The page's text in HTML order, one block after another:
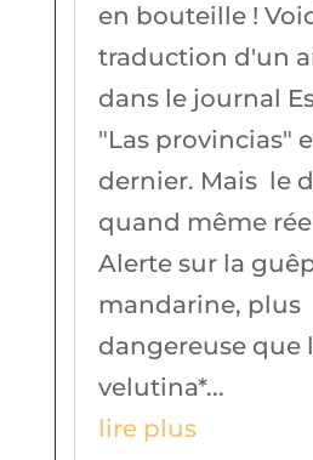
en bouteille !
traduction d'un
dans le journal
"Las provincias"
dernier. Mais le
quand même
Alerte sur la
mandarine, plus
dangereuse que
velutina*...
lire plus